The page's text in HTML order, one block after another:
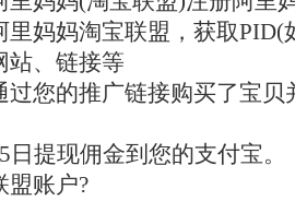
里妈妈淘宝联盟，获取PID(
站、链接等
过您的推广链接购买了宝贝
提现佣金到您的支付宝。
盟账户?